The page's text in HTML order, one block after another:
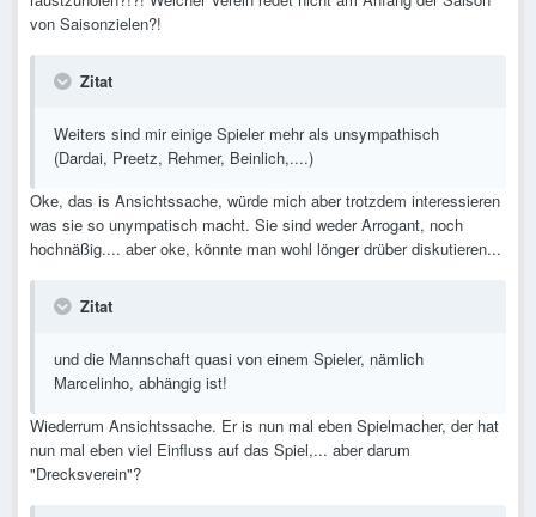
von Saisonzielen?!
Zitat
Weiters sind mir einige Spieler mehr als unsympathisch
(Dardai, Preetz, Rehmer, Beinlich,....)
Oke, das is Ansichtssache, würde mich aber trotzdem interessieren
was sie so unympatisch macht. Sie sind weder Arrogant, noch
hochnäßig.... aber oke, könnte man wohl lönger drüber diskutieren...
Zitat
und die Mannschaft quasi von einem Spieler, nämlich
Marcelinho, abhängig ist!
Wiederrum Ansichtssache. Er is nun mal eben Spielmacher, der hat
nun mal eben viel Einfluss auf das Spiel,... aber darum
"Drecksverein"?